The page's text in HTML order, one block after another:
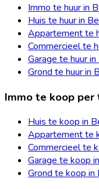
Immo te huur in
Huis te huur in
Appartement te
Commercieel te
Garage te huur
Grond te huur in
Immo te koop per
Huis te koop in
Appartement te
Commercieel te
Garage te koop
Grond te koop in